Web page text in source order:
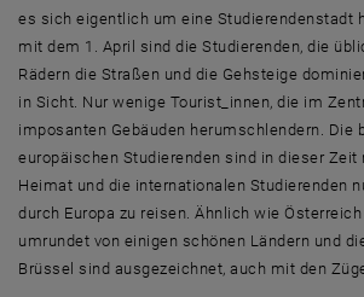
es sich eigentlich um eine Studierendenstadt
mit dem 1. April sind die Studierenden, die
Rädern die Straßen und die Gehsteige
in Sicht. Nur wenige Tourist_innen, die im
imposanten Gebäuden herumschlendern. Die
europäischen Studierenden sind in dieser Zeit
Heimat und die internationalen Studierenden
durch Europa zu reisen. Ähnlich wie
umrundet von einigen schönen Ländern und
Brüssel sind ausgezeichnet, auch mit den